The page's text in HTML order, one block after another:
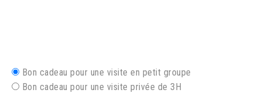
Bon cadeau pour une visite en petit groupe
Bon cadeau pour une visite privée de 3H